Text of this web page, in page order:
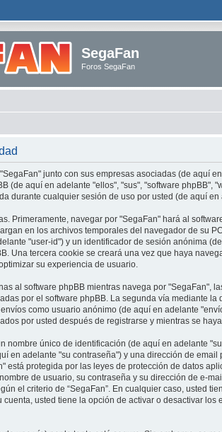
SegaFan
Foros SegaFan
junto con sus empresas asociadas (de aquí
(de aquí en adelante "ellos", "sus", "software phpBB",
durante cualquier sesión de uso por usted (de aquí en
Primeramente, navegar por "SegaFan" hará al
en los archivos temporales del navegador de su
"user-id") y un identificador de sesión anónima
Una tercera cookie se creará una vez que haya
su experiencia de usuario.
al software phpBB mientras navega por "SegaFan",
por el software phpBB. La segunda vía mediante
como usuario anónimo (de aquí en adelante
por usted después de registrarse y mientras se
nombre único de identificación (de aquí en adelante
en adelante "su contraseña") y una dirección de
está protegida por las leyes de protección de datos
de usuario, su contraseña y su dirección de e-
el criterio de “SegaFan”. En cualquier caso, usted
usted tiene la opción de activar o desactivar